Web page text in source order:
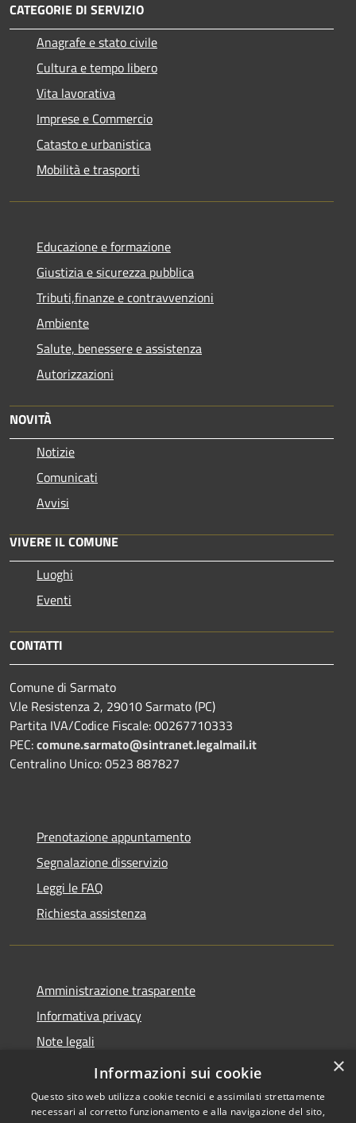
CATEGORIE DI SERVIZIO
Anagrafe e stato civile
Cultura e tempo libero
Vita lavorativa
Imprese e Commercio
Catasto e urbanistica
Mobilità e trasporti
Educazione e formazione
Giustizia e sicurezza pubblica
Tributi,finanze e contravvenzioni
Ambiente
Salute, benessere e assistenza
Autorizzazioni
NOVITÀ
Notizie
Comunicati
Avvisi
VIVERE IL COMUNE
Luoghi
Eventi
CONTATTI
Comune di Sarmato
V.le Resistenza 2, 29010 Sarmato (PC)
Partita IVA/Codice Fiscale: 00267710333
PEC:comune.sarmato@sintranet.legalmail.it
Centralino Unico: 0523 887827
Prenotazione appuntamento
Segnalazione disservizio
Leggi le FAQ
Richiesta assistenza
Amministrazione trasparente
Informativa privacy
Note legali
Dichiarazione di accessibilità
×
Informazioni sui cookie
Questo sito web utilizza cookie tecnici e assimilati strettamente
necessari al corretto funzionamento e alla navigazione del sito,